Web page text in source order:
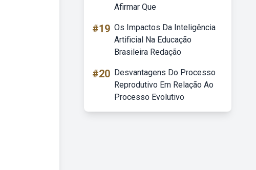
Afirmar Que
#19 Os Impactos Da Inteligência
Artificial Na Educação
Brasileira Redação
#20 Desvantagens Do Processo
Reprodutivo Em Relação Ao
Processo Evolutivo